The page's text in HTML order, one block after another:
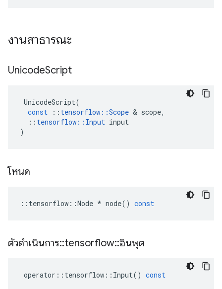
งานสาธารณะ
UnicodeScript
UnicodeScript(
const
:: tensorflow ::Scope & scope,
:: tensorflow :: Input input
)
โหนด
:: tensorflow ::Node * node() const
ตัวดำเนินการ::tensorflow::อินพุต
operator :: tensorflow :: Input() const